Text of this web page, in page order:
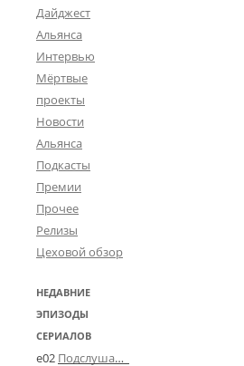
Дайджест
Альянса
Интервью
Мёртвые
проекты
Новости
Альянса
Подкасты
Премии
Прочее
Релизы
Цеховой обзор
НЕДАВНИЕ
ЭПИЗОДЫ
СЕРИАЛОВ
e02 Подслушано в Угличе